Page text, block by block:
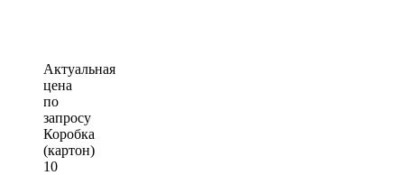
Актуальная
цена
по
запросу
Коробка
(картон)
10